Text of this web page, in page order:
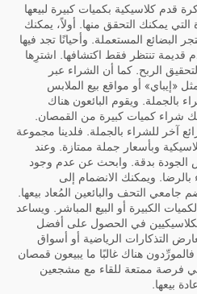
كلاسيكية بكميات كبيرة لبيعها
يمكنك التحقق منها. أولاً، يمكنك
البضائع المستعملة. وأحيانًا تجد فيها
تنتظر فقط اكتشافها. اشترِها
الربح. كما أن الشراء عبر
«إيباي» أو مواقع بيع الملابس
بالجملة. ويقوم البائعون هناك
شراء كميات كبيرة من القمصان.
آخر للشراء بالجملة. فلدينا مجموعة
وبأسعار جملة ممتازة. وعند
الجودة بدقة. وابحث عن عدم وجود
ويمكنك الانضمام إلى
جامعي التحف والبائعين المُعاد بيعها.
الكبيرة أو البيع المباشر. ويساعد
في الحصول على أفضل
التذكارات الرياضية أو أسواق
هناك غالبًا ما يبيعون قمصان
فرصة ممتعة للقاء مع مشجعين
بيعها.